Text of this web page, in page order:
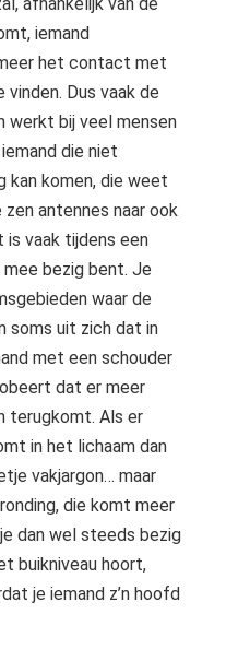
iemand
het contact met
Dus vaak de
werkt bij veel mensen
die niet
kan komen, die weet
antennes naar ook
is vaak tijdens een
bezig bent. Je
waar de
soms uit zich dat in
met een schouder
dat er meer
terugkomt. Als er
in het lichaam dan
vakjargon… maar
die komt meer
dan wel steeds bezig
buikniveau hoort,
je iemand z’n hoofd